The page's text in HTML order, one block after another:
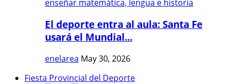
El deporte entra al aula: Santa Fe
usará el Mundial...
enelarea May 30, 2026
Fiesta Provincial del Deporte